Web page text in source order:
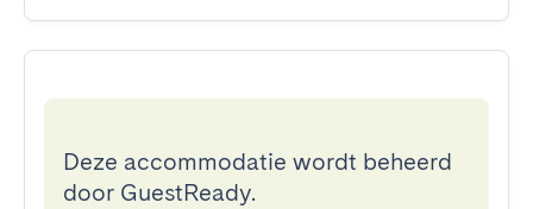
Deze accommodatie wordt beheerd
door GuestReady.